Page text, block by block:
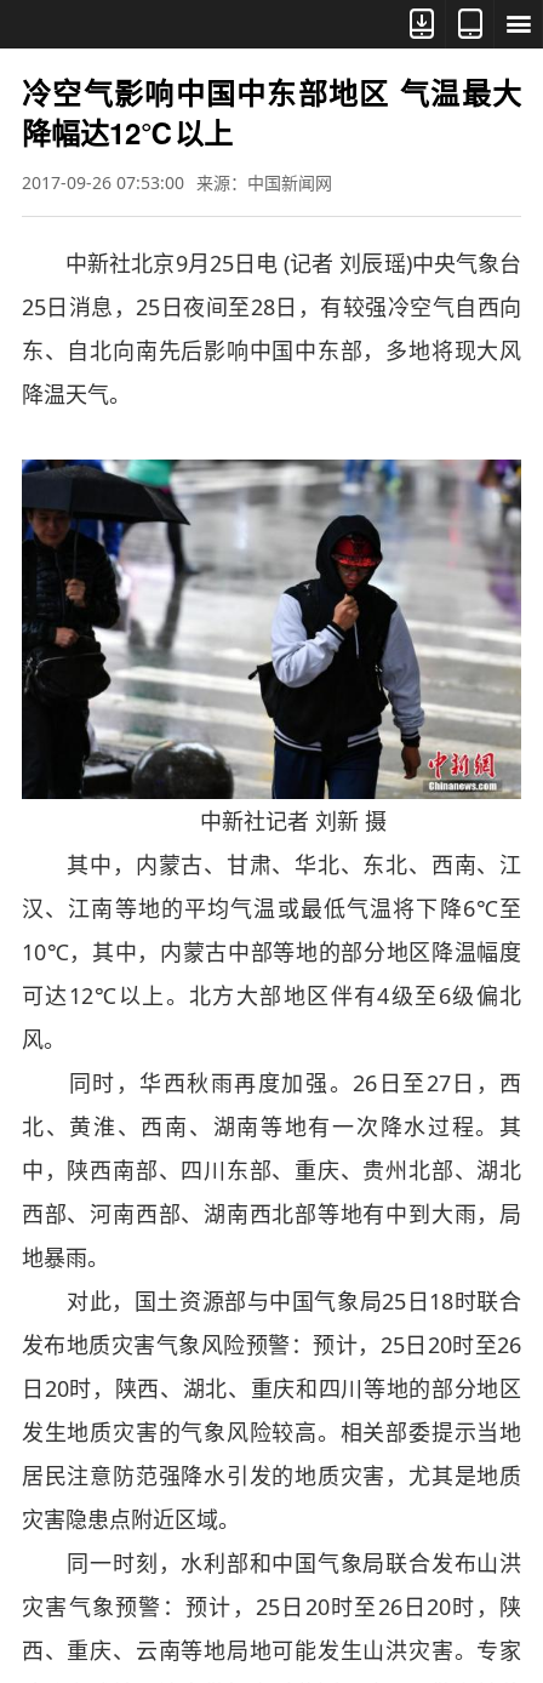



冷空气影响中国中东部地区 气温最大
降幅达12℃以上
2017-09-26 07:53:00 来源：中国新闻网
中新社北京9月25日电 (记者 刘辰瑶)中央气象台
25日消息，25日夜间至28日，有较强冷空气自西向
东、自北向南先后影响中国中东部，多地将现大风
降温天气。
中新社记者 刘新 摄
其中，内蒙古、甘肃、华北、东北、西南、江
汉、江南等地的平均气温或最低气温将下降6℃至
10℃，其中，内蒙古中部等地的部分地区降温幅度
可达12℃以上。北方大部地区伴有4级至6级偏北
风。
同时，华西秋雨再度加强。26日至27日，西
北、黄淮、西南、湖南等地有一次降水过程。其
中，陕西南部、四川东部、重庆、贵州北部、湖北
西部、河南西部、湖南西北部等地有中到大雨，局
地暴雨。
对此，国土资源部与中国气象局25日18时联合
发布地质灾害气象风险预警：预计，25日20时至26
日20时，陕西、湖北、重庆和四川等地的部分地区
发生地质灾害的气象风险较高。相关部委提示当地
居民注意防范强降水引发的地质灾害，尤其是地质
灾害隐患点附近区域。
同一时刻，水利部和中国气象局联合发布山洪
灾害气象预警：预计，25日20时至26日20时，陕
西、重庆、云南等地局地可能发生山洪灾害。专家